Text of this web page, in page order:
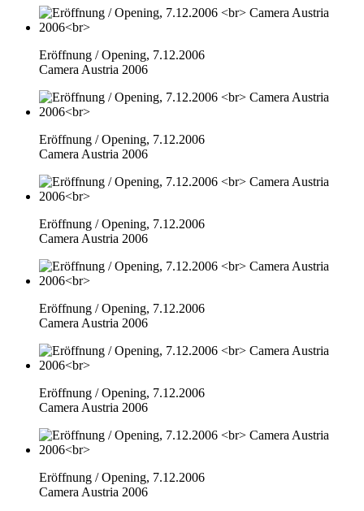
Eröffnung / Opening, 7.12.2006
Camera Austria 2006
Eröffnung / Opening, 7.12.2006
Camera Austria 2006
Eröffnung / Opening, 7.12.2006
Camera Austria 2006
Eröffnung / Opening, 7.12.2006
Camera Austria 2006
Eröffnung / Opening, 7.12.2006
Camera Austria 2006
Eröffnung / Opening, 7.12.2006
Camera Austria 2006